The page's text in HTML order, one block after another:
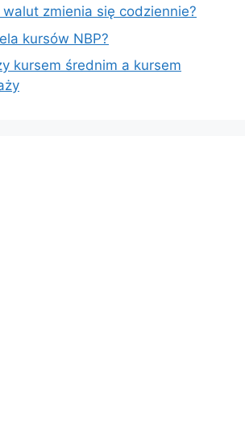
zmienia się codziennie?
kursów NBP?
kursem średnim a kursem